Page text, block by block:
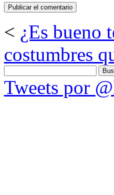
< ¿Es bueno
costumbres
Tweets por